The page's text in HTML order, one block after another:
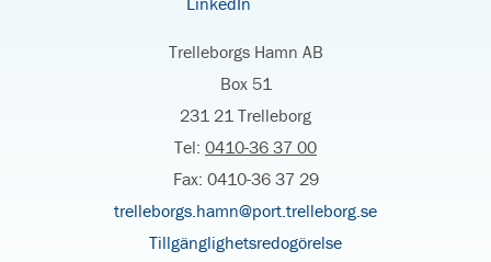
Trelleborgs Hamn AB
Box 51
231 21 Trelleborg
Tel: 0410-36 37 00
Fax: 0410-36 37 29
trelleborgs.hamn@port.trelleborg.se
Tillgänglighetsredogörelse